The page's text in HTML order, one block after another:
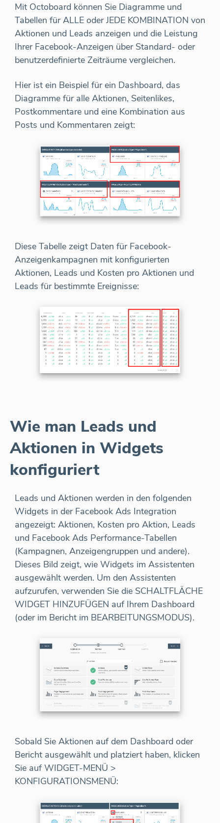
Mit Octoboard können Sie Diagramme und
Tabellen für ALLE oder JEDE KOMBINATION von
Aktionen und Leads anzeigen und die Leistung
Ihrer Facebook-Anzeigen über Standard- oder
benutzerdefinierte Zeiträume vergleichen.
Hier ist ein Beispiel für ein Dashboard, das
Diagramme für alle Aktionen, Seitenlikes,
Postkommentare und eine Kombination aus
Posts und Kommentaren zeigt:
Diese Tabelle zeigt Daten für Facebook-
Anzeigenkampagnen mit konfigurierten
Aktionen, Leads und Kosten pro Aktionen und
Leads für bestimmte Ereignisse:
Wie man Leads und
Aktionen in Widgets
konfiguriert
Leads und Aktionen werden in den folgenden
Widgets in der Facebook Ads Integration
angezeigt: Aktionen, Kosten pro Aktion, Leads
und Facebook Ads Performance-Tabellen
(Kampagnen, Anzeigengruppen und andere).
Dieses Bild zeigt, wie Widgets im Assistenten
ausgewählt werden. Um den Assistenten
aufzurufen, verwenden Sie die SCHALTFLÄCHE
WIDGET HINZUFÜGEN auf Ihrem Dashboard
(oder im Bericht im BEARBEITUNGSMODUS).
Sobald Sie Aktionen auf dem Dashboard oder
Bericht ausgewählt und platziert haben, klicken
Sie auf WIDGET-MENÜ >
KONFIGURATIONSMENÜ: